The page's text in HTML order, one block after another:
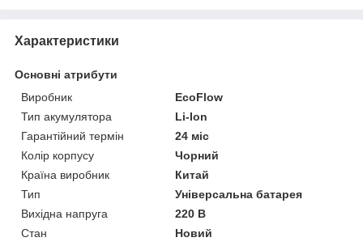
Характеристики
Основні атрибути
Виробник
EcoFlow
Тип акумулятора
Li-Ion
Гарантійний термін
24 міс
Колір корпусу
Чорний
Країна виробник
Китай
Тип
Універсальна батарея
Вихідна напруга
220 В
Стан
Новий